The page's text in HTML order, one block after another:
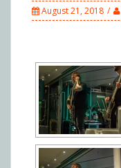
August 21, 2018